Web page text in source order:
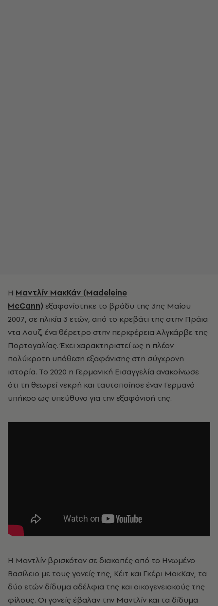
Η Μαντλίν ΜακΚάν (Madeleine
McCann) εξαφανίστηκε το βράδυ της 3ης Μαΐου
2007, σε ηλικία 3 ετών, από το κρεβάτι της στην Πράια
ντα Λουζ, ένα θέρετρο στην περιφέρεια Αλγκάρβε της
Πορτογαλίας. Έχει χαρακτηριστεί ως η πλέον
πολύκροτη υπόθεση εξαφάνισης στη σύγχρονη
ιστορία. Το 2020 η Γερμανική Εισαγγελία ανακοίνωσε
ότι τη θεωρεί νεκρή και ταυτοποίησε έναν Γερμανό
υπήκοο ως υπεύθυνο για την εξαφάνισή της.
Η Μαντλίν βρισκόταν σε διακοπές από το Ηνωμένο
Βασίλειο με τους γονείς της, Κέιτ και Γκέρι ΜακΚαν, τα
δύο ετών δίδυμα αδέλφια της και οικογενειακούς της
φίλους. Οι γονείς έβαλαν την Μαντλίν και τα δίδυμα